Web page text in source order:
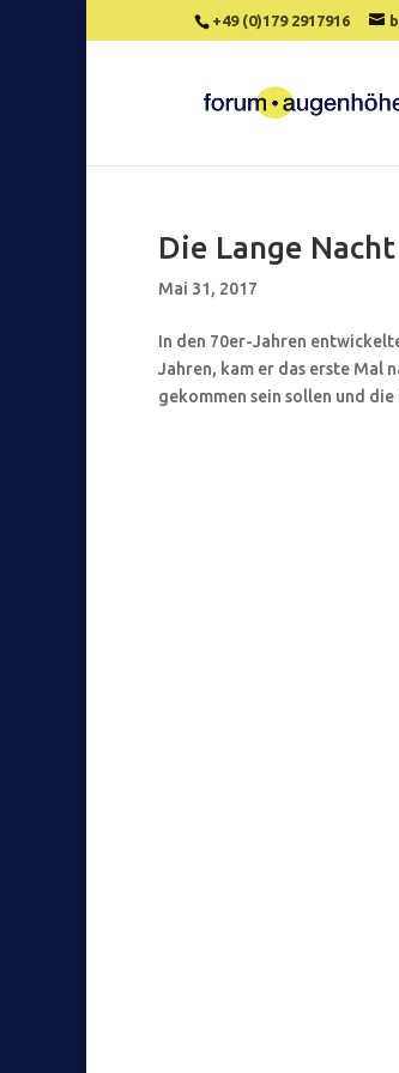
+49 (0)179 2917916
Die Lange
Mai 31, 2017
In den 70er-Jahren
Jahren, kam er das erste Mal
gekommen sein sollen und die